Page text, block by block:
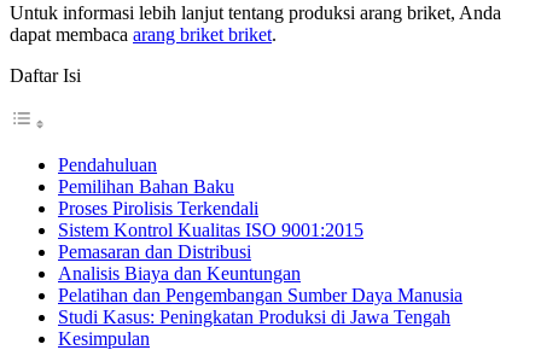
Untuk informasi lebih lanjut tentang produksi arang briket, Anda
dapat membaca arang briket briket.
Daftar Isi
Pendahuluan
Pemilihan Bahan Baku
Proses Pirolisis Terkendali
Sistem Kontrol Kualitas ISO 9001:2015
Pemasaran dan Distribusi
Analisis Biaya dan Keuntungan
Pelatihan dan Pengembangan Sumber Daya Manusia
Studi Kasus: Peningkatan Produksi di Jawa Tengah
Kesimpulan